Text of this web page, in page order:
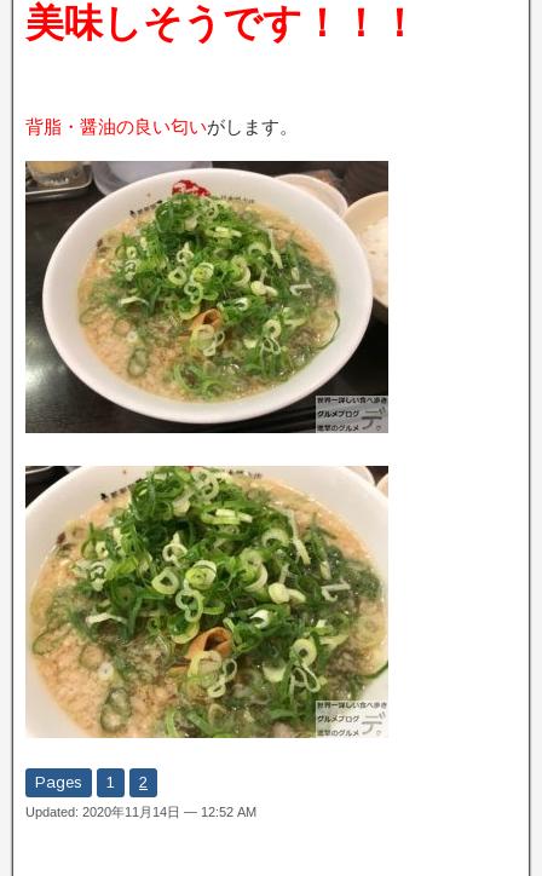
美味しそうです！！！
背脂・醤油の良い匂いがします。
Pages 1 2
Updated: 2020年11月14日 — 12:52 AM